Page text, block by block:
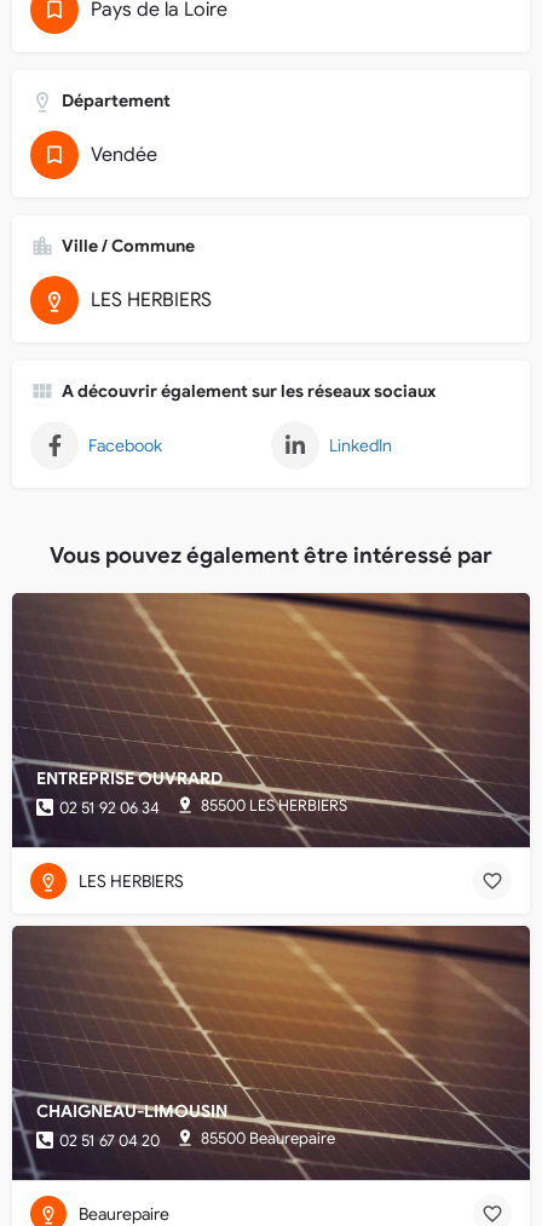
Pays de la Loire
Département
Vendée
Ville / Commune
LES HERBIERS
A découvrir également sur les réseaux sociaux
Facebook LinkedIn
Vous pouvez également être intéressé par
ENTREPRISE OUVRARD
02 51 92 06 34 85500 LES HERBIERS
LES HERBIERS
CHAIGNEAU-LIMOUSIN
02 51 67 04 20 85500 Beaurepaire
Beaurepaire